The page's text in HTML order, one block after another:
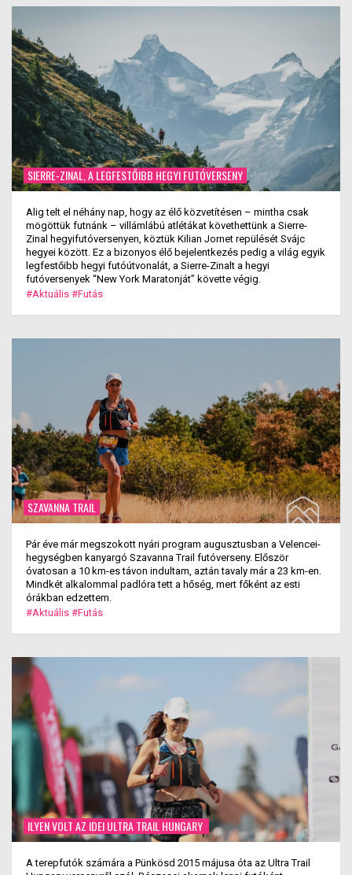
SIERRE-ZINAL, A LEGFESTŐIBB HEGYI FUTÓVERSENY
Alig telt el néhány nap, hogy az élő közvetítésen – mintha csak
mögöttük futnánk – villámlábú atlétákat követhettünk a Sierre-
Zinal hegyifutóversenyen, köztük Kilian Jornet repülését Svájc
hegyei között. Ez a bizonyos élő bejelentkezés pedig a világ egyik
legfestőibb hegyi futóútvonalát, a Sierre-Zinalt a hegyi
futóversenyek “New York Maratonját” követte végig.
#Aktuális #Futás
SZAVANNA TRAIL
Pár éve már megszokott nyári program augusztusban a Velencei-
hegységben kanyargó Szavanna Trail futóverseny. Először
óvatosan a 10 km-es távon indultam, aztán tavaly már a 23 km-en.
Mindkét alkalommal padlóra tett a hőség, mert főként az esti
órákban edzettem.
#Aktuális #Futás
ILYEN VOLT AZ IDEI ULTRA TRAIL HUNGARY
A terepfutók számára a Pünkösd 2015 májusa óta az Ultra Trail